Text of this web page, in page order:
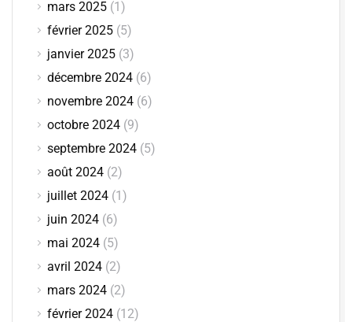
mars 2025 (1)
février 2025 (5)
janvier 2025 (3)
décembre 2024 (6)
novembre 2024 (6)
octobre 2024 (9)
septembre 2024 (5)
août 2024 (2)
juillet 2024 (1)
juin 2024 (6)
mai 2024 (5)
avril 2024 (2)
mars 2024 (2)
février 2024 (12)